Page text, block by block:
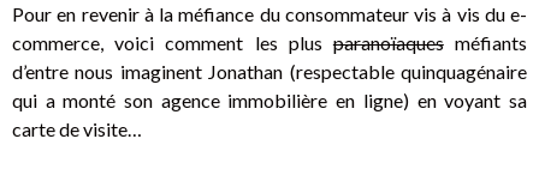
Pour en revenir à la méfiance du consommateur vis à vis du e-
commerce, voici comment les plusparanoïaquesméfiants
d’entre nous imaginent Jonathan (respectable quinquagénaire
qui a monté son agence immobilière en ligne) en voyant sa
carte de visite…